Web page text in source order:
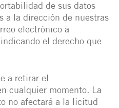
de sus datos
a la dirección de nuestras
electrónico a
el derecho que
a retirar el
cualquier momento. La
no afectará a la licitud